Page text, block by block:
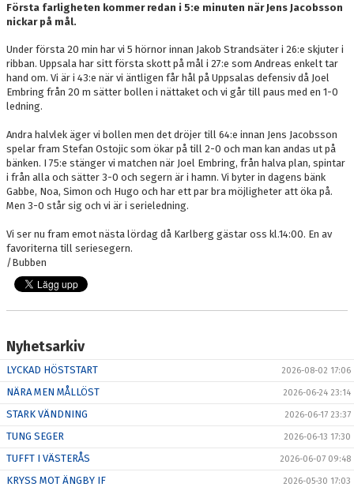
Första farligheten kommer redan i 5:e minuten när Jens Jacobsson
nickar på mål.
Under första 20 min har vi 5 hörnor innan Jakob Strandsäter i 26:e skjuter i
ribban. Uppsala har sitt första skott på mål i 27:e som Andreas enkelt tar
hand om. Vi är i 43:e när vi äntligen får hål på Uppsalas defensiv då Joel
Embring från 20 m sätter bollen i nättaket och vi går till paus med en 1-0
ledning.
Andra halvlek äger vi bollen men det dröjer till 64:e innan Jens Jacobsson
spelar fram Stefan Ostojic som ökar på till 2-0 och man kan andas ut på
bänken. I 75:e stänger vi matchen när Joel Embring, från halva plan, spintar
i från alla och sätter 3-0 och segern är i hamn. Vi byter in dagens bänk
Gabbe, Noa, Simon och Hugo och har ett par bra möjligheter att öka på.
Men 3-0 står sig och vi är i serieledning.
Vi ser nu fram emot nästa lördag då Karlberg gästar oss kl.14:00. En av
favoriterna till seriesegern.
/Bubben
Nyhetsarkiv
LYCKAD HÖSTSTART 2026-08-02 17:06
NÄRA MEN MÅLLÖST 2026-06-24 23:14
STARK VÄNDNING 2026-06-17 23:37
TUNG SEGER 2026-06-13 17:30
TUFFT I VÄSTERÅS 2026-06-07 09:48
KRYSS MOT ÄNGBY IF 2026-05-30 17:03